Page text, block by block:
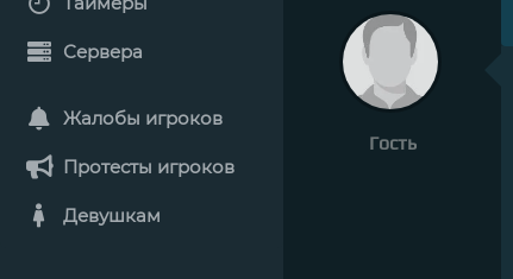
Сервера
Жалобы игроков
Протесты игроков
Девушкам
Гость